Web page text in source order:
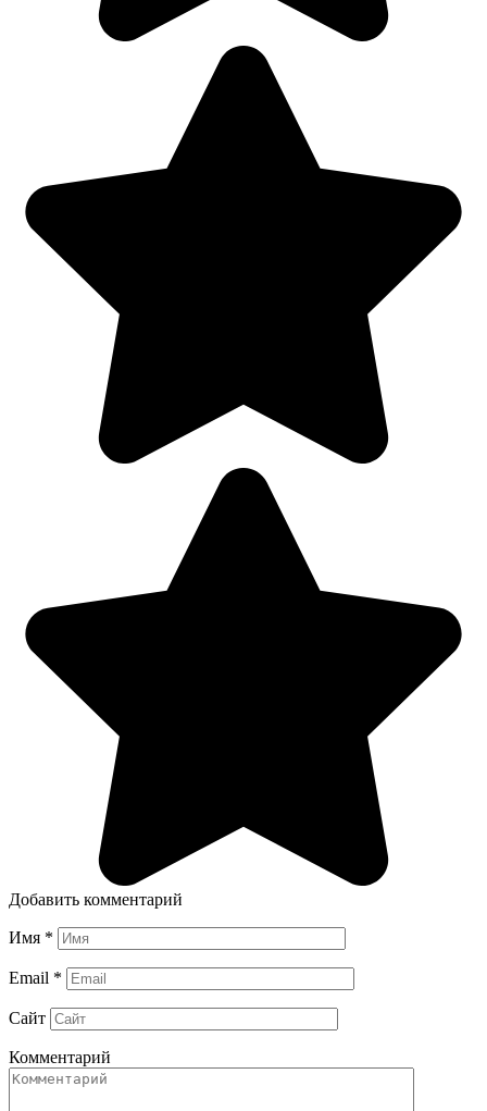
Добавить комментарий
Имя *
Email *
Сайт
Комментарий